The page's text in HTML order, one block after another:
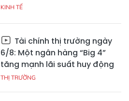
KINH TẾ
Tài chính thị trường ngày
6/8: Một ngân hàng “Big 4”
tăng mạnh lãi suất huy động
THỊ TRƯỜNG